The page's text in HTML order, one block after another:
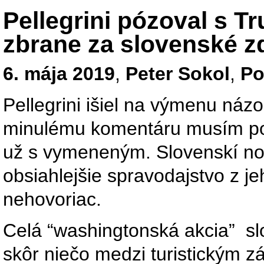
Pellegrini pózoval s
zbrane za slovenské
6. mája 2019, Peter Sokol,
Pellegrini išiel na výmenu
minulému komentáru musím
už s vymeneným. Slovenskí
obsiahlejšie spravodajstvo z
nehovoriac.
Celá “washingtonská akcia”
skôr niečo medzi turistickým